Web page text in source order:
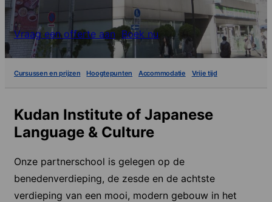
Vraag een offerte aan Boek nu
Cursussen en prijzen Hoogtepunten Accommodatie Vrije tijd
Kudan Institute of Japanese
Language & Culture
Onze partnerschool is gelegen op de
benedenverdieping, de zesde en de achtste
verdieping van een mooi, modern gebouw in het